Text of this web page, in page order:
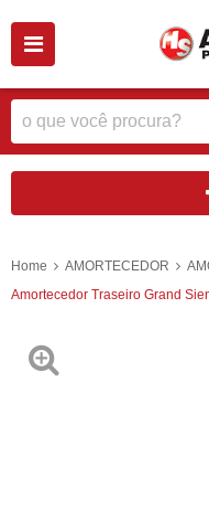
Home AMORTECEDOR
Amortecedor Traseiro Grand